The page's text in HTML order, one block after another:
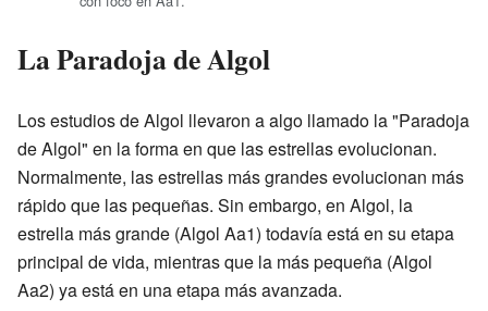
La Paradoja de Algol
Los estudios de Algol llevaron a algo llamado la "Paradoja
de Algol" en la forma en que las estrellas evolucionan.
Normalmente, las estrellas más grandes evolucionan más
rápido que las pequeñas. Sin embargo, en Algol, la
estrella más grande (Algol Aa1) todavía está en su etapa
principal de vida, mientras que la más pequeña (Algol
Aa2) ya está en una etapa más avanzada.